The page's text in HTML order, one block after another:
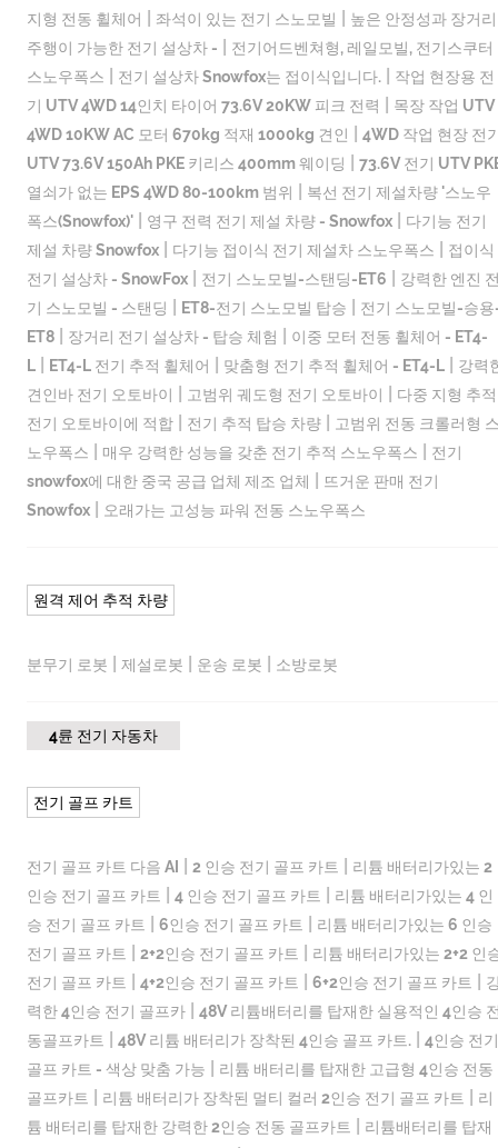
지형 전동 휠체어
좌석이 있는 전기 스노모빌
높은 안정성과 장거리
주행이 가능한 전기 설상차 -
전기어드벤쳐형, 레일모빌, 전기스쿠터
스노우폭스
전기 설상차 Snowfox는 접이식입니다.|
작업 현장용 전
기 UTV 4WD 14인치 타이어 73.6V 20KW 피크 전력
목장 작업 UTV
4WD 10KW AC 모터 670kg 적재 1000kg 견인
4WD 작업 현장 전
UTV 73.6V 150Ah PKE 키리스 400mm 웨이딩
73.6V 전기 UTV
열쇠가 없는 EPS 4WD 80-100km 범위
복선 전기 제설차량 '스노우
폭스(Snowfox)'| 영구 전력 전기 제설 차량 - Snowfox|
다기능 전기
제설 차량 Snowfox| 다기능 접이식 전기 제설차 스노우폭스
접이식
전기 설상차 - SnowFox| 전기 스노모빌-스탠딩-ET6
강력한 엔진
기 스노모빌 - 스탠딩
ET8-전기 스노모빌 탑승
전기 스노모빌-승
ET8| 장거리 전기 설상차 - 탑승 체험
이중 모터 전동 휠체어 - ET4-
L| ET4-L 전기 추적 휠체어 맞춤형 전기 추적 휠체어 - ET4-L|
강력
견인바 전기 오토바이
고범위 궤도형 전기 오토바이
다중 지형 추적
전기 오토바이에 적합| 전기 추적 탑승 차량|
고범위 전동 크롤러형
노우폭스
매우 강력한 성능을 갖춘 전기 추적 스노우폭스
전기
snowfox에 대한 중국 공급 업체 제조 업체
뜨거운 판매 전기
Snowfox| 오래가는 고성능 파워 전동 스노우폭스
원격 제어 추적 차량
분무기 로봇 제설로봇 운송 로봇 소방로봇
4륜 전기 자동차
전기 골프 카트
전기 골프 카트 다음 AI 2 인승 전기 골프 카트
리튬 배터리가있는 2
인승 전기 골프 카트
4 인승 전기 골프 카트
리튬 배터리가있는 4 인
승 전기 골프 카트
6인승 전기 골프 카트
리튬 배터리가있는 6 인승
전기 골프 카트
2+2인승 전기 골프 카트
리튬 배터리가있는 2+2 인
전기 골프 카트
4+2인승 전기 골프 카트 6+2인승 전기 골프 카트
력한 4인승 전기 골프카| 48V 리튬배터리를 탑재한 실용적인 4인승
동골프카트
48V 리튬 배터리가 장착된 4인승 골프 카트.| 4인승 전기
골프 카트 - 색상 맞춤 가능
리튬 배터리를 탑재한 고급형 4인승 전동
골프카트
리튬 배터리가 장착된 멀티 컬러 2인승 전기 골프 카트
리
튬 배터리를 탑재한 강력한 2인승 전동 골프카트
리튬배터리를 탑재